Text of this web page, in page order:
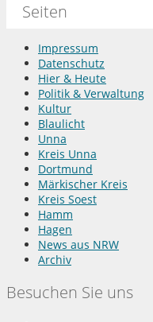
Seiten
Impressum
Datenschutz
Hier & Heute
Politik & Verwaltung
Kultur
Blaulicht
Unna
Kreis Unna
Dortmund
Märkischer Kreis
Kreis Soest
Hamm
Hagen
News aus NRW
Archiv
Besuchen Sie uns